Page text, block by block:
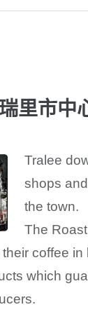
里市中
Tralee
shops
the town.
The
coffee
which